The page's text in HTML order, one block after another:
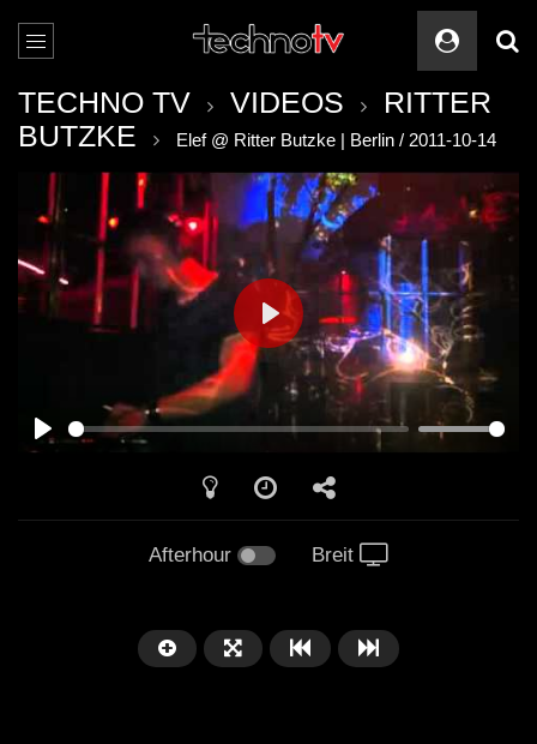
TECHNO TV VIDEOS
RITTER
BUTZKE
Elef @ Ritter Butzke | Berlin / 2011-10-14
PLAY
Afterhour Breit